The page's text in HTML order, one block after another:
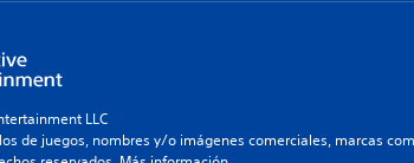
LLC
de juegos, nombres y/o imágenes comerciales, marcas